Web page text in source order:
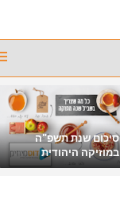
סיכום שנת תשפ"ה
במוזיקה היהודית